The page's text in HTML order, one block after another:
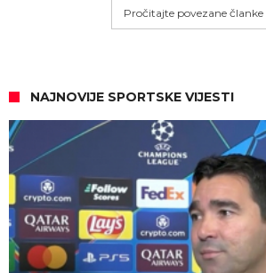
Pročitajte povezane članke
NAJNOVIJE SPORTSKE VIJESTI